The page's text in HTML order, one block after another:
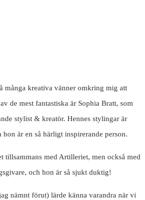
många kreativa vänner omkring mig att
de mest fantastiska är Sophia Bratt, som
stylist & kreatör. Hennes stylingar är
hon är en så härligt inspirerande person.
tillsammans med Artilleriet, men också med
och hon är så sjukt duktig!
nämnt förut) lärde känna varandra när vi